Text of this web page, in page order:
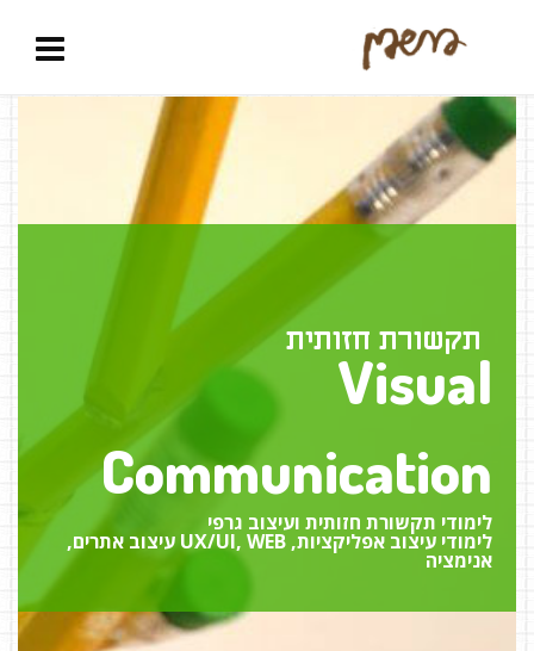
תקשורת חזותית
Visual
Communication
לימודי תקשורת חזותית ועיצוב גרפי
לימודי עיצוב אפליקציות, UX/UI, WEB עיצוב אתרים,
אנימציה